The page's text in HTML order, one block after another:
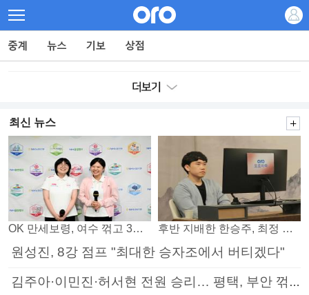
최신 뉴스
OK 만세보령, 여수 꺾고 3연패 탈출 후반 지배한 한승주, 최정 꺾고 8강 진출
원성진, 8강 점프 "최대한 승자조에서 버티겠다"
김주아·이민진·허서현 전원 승리… 평택, 부안 꺾고 5연승